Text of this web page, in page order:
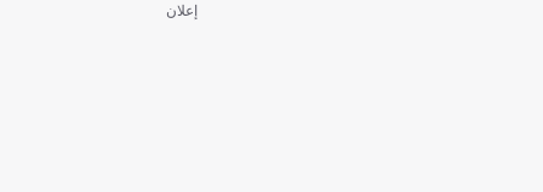
إعلان